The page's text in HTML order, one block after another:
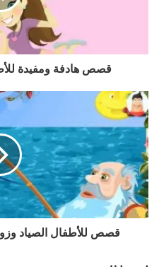
قصص هادفة ومفيدة
قصص للأطفال الصياد